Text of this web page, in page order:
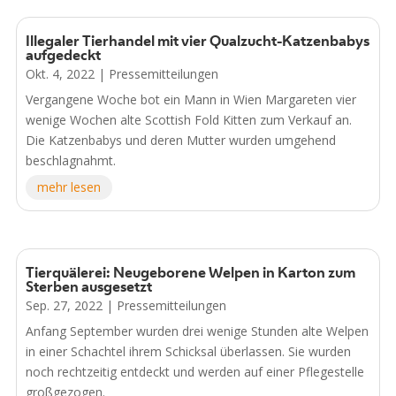
Illegaler Tierhandel mit vier Qualzucht-Katzenbabys
aufgedeckt
Okt. 4, 2022| Pressemitteilungen
Vergangene Woche bot ein Mann in Wien Margareten vier
wenige Wochen alte Scottish Fold Kitten zum Verkauf an.
Die Katzenbabys und deren Mutter wurden umgehend
beschlagnahmt.
mehr lesen
Tierquälerei: Neugeborene Welpen in Karton zum
Sterben ausgesetzt
Sep. 27, 2022| Pressemitteilungen
Anfang September wurden drei wenige Stunden alte Welpen
in einer Schachtel ihrem Schicksal überlassen. Sie wurden
noch rechtzeitig entdeckt und werden auf einer Pflegestelle
großgezogen.